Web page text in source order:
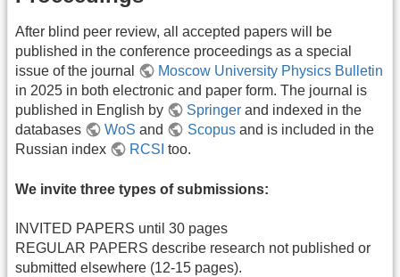
After blind peer review, all accepted papers will be
published in the conference proceedings as a special
issue of the journal
Moscow University Physics Bulletin
in 2025 in both electronic and paper form. The journal is
published in English by
Springer and indexed in the
databases
WoS and Scopusand is included in the
Russian index
RCSI too.
We invite three types of submissions:
INVITED PAPERS until 30 pages
REGULAR PAPERS describe research not published or
submitted elsewhere (12-15 pages).